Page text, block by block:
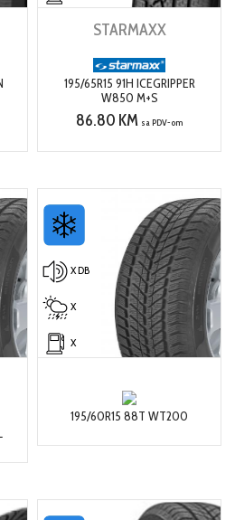
STARMAXX
195/65R15 91H ICEGRIPPER
W850 M+S
86.80 KM sa PDV-om
X DB
X
X
195/60R15 88T WT200